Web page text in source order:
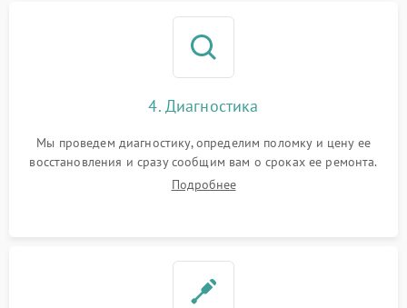
4. Диагностика
Мы проведем диагностику, определим поломку и цену ее
восстановления и сразу сообщим вам о сроках ее ремонта.
Подробнее